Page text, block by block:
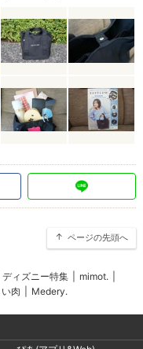
ページの先頭へ
ィズニー特集 mimot.
肉 Medery.